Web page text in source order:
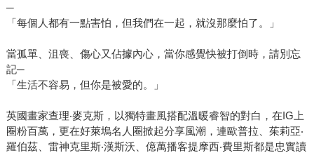
─
「每個人都有一點害怕，但我們在一起，就沒那麼怕了。」
當孤單、沮喪、傷心又佔據內心，當你感覺快被打倒時，請別忘
記─
「生活不容易，但你是被愛的。」
英國畫家查理‧麥克斯，以獨特畫風搭配溫暖睿智的對白，在IG上
圈粉百萬，更在好萊塢名人圈掀起分享風潮，連歐普拉、茱莉亞‧
羅伯茲、雷神克里斯‧漢斯沃、億萬播客提摩西‧費里斯都是忠實讀